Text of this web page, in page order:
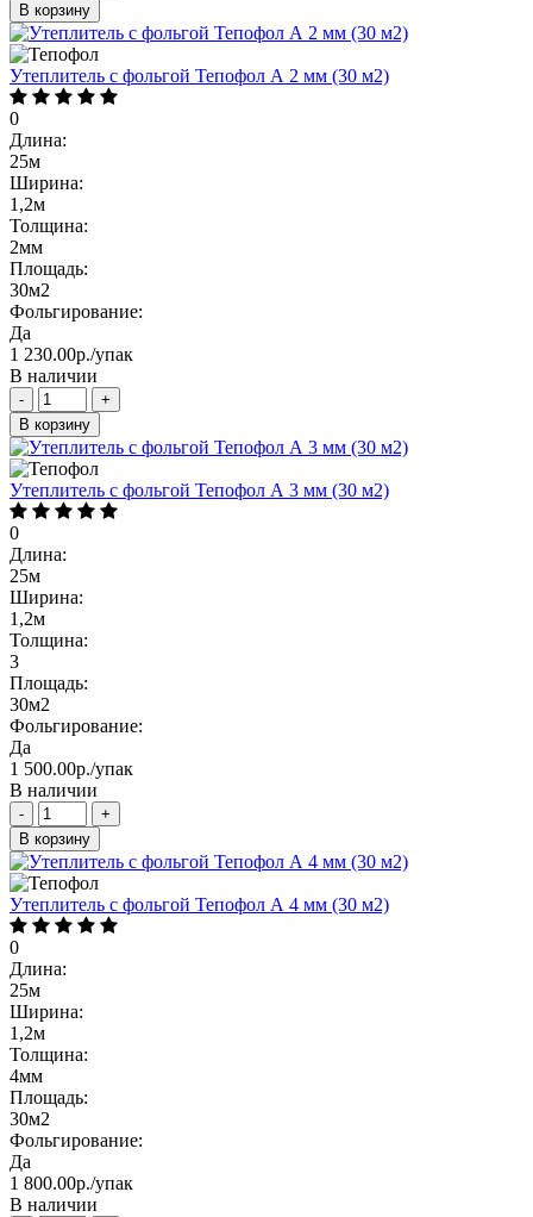
В корзину
Утеплитель с фольгой Тепофол А 2 мм (30 м2)
0
Длина:
25м
Ширина:
1,2м
Толщина:
2мм
Площадь:
30м2
Фольгирование:
Да
1 230.00р./упак
В наличии
-
+
В корзину
Утеплитель с фольгой Тепофол А 3 мм (30 м2)
0
Длина:
25м
Ширина:
1,2м
Толщина:
3
Площадь:
30м2
Фольгирование:
Да
1 500.00р./упак
В наличии
-
+
В корзину
Утеплитель с фольгой Тепофол А 4 мм (30 м2)
0
Длина:
25м
Ширина:
1,2м
Толщина:
4мм
Площадь:
30м2
Фольгирование:
Да
1 800.00р./упак
В наличии